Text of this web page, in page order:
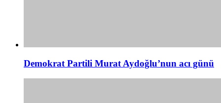
Demokrat Partili Murat Aydoğlu’nun acı günü